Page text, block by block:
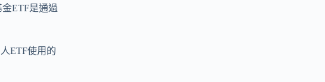
ETF是通過
ETF使用的